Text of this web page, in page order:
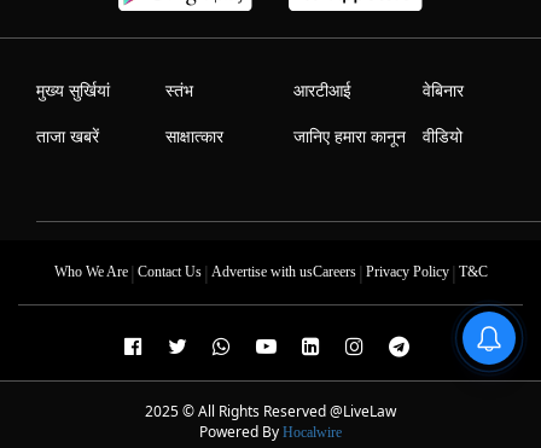
मुख्य सुर्खियां
ताजा खबरें
स्तंभ
साक्षात्कार
आरटीआई
जानिए हमारा कानून
वेबिनार
वीडियो
Who We Are| Contact Us| Advertise with usCareers| Privacy Policy| T&C
2025 © All Rights Reserved @LiveLaw
Powered By Hocalwire